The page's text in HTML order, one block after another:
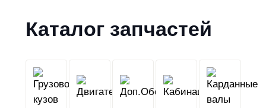
Каталог запчастей
Грузовой
кузов
Двигатель Кабина